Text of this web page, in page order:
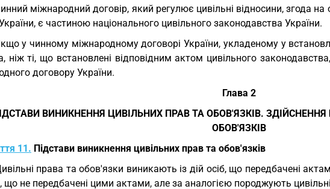
міжнародний договір, який регулює цивільні відносини, згода
є частиною національного цивільного законодавства України.
у чинному міжнародному договорі України, укладеному у
ніж ті, що встановлені відповідним актом цивільного
договору України.
Глава 2
ВИНИКНЕННЯ ЦИВІЛЬНИХ ПРАВ ТА ОБОВ'ЯЗКІВ.
ОБОВ'ЯЗКІВ
11. Підстави виникнення цивільних прав та обов'язків
права та обов'язки виникають із дій осіб, що передбачені
що не передбачені цими актами, але за аналогією породжують